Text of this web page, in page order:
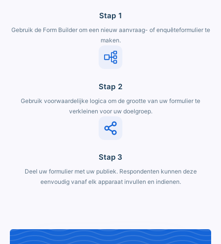
Stap 1
Gebruik de Form Builder om een ​​nieuw aanvraag- of enquêteformulier te
maken.
Stap 2
Gebruik voorwaardelijke logica om de grootte van uw formulier te
verkleinen voor uw doelgroep.
Stap 3
Deel uw formulier met uw publiek. Respondenten kunnen deze
eenvoudig vanaf elk apparaat invullen en indienen.